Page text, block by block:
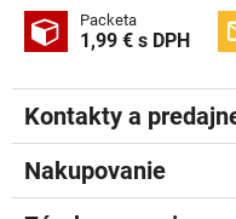
 Packeta
1,99 € s DPH
Kontakty a
Nakupovanie